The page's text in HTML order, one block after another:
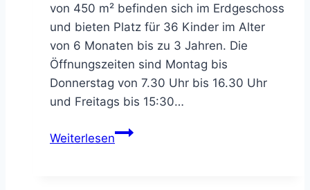
von 450 m² befinden sich im Erdgeschoss
und bieten Platz für 36 Kinder im Alter
von 6 Monaten bis zu 3 Jahren. Die
Öffnungszeiten sind Montag bis
Donnerstag von 7.30 Uhr bis 16.30 Uhr
und Freitags bis 15:30…
WeiterlesenFreie